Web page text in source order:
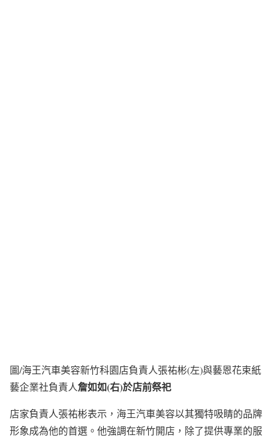
圖/海王汽車美容新竹科園店負責人張祐彬(左)與藝恩花束紙
藝企業社負責人詹如如(右)於店前祭祀
店家負責人張祐彬表示，海王汽車美容以其獨特吸睛的品牌
形象成為他的首選。他強調在新竹開店，除了提供專業的服